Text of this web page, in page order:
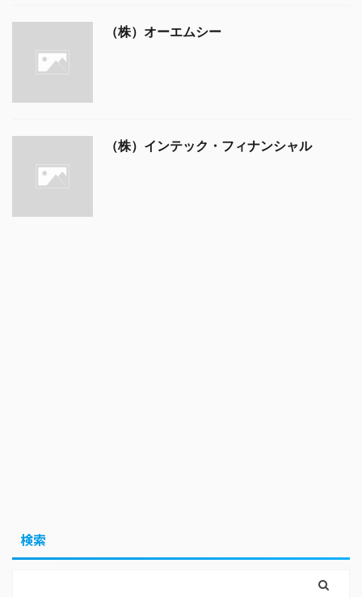
（株）オーエムシー
（株）インテック・フィナンシャル
検索